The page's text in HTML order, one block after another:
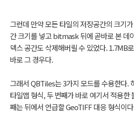
그런데 만약 모든 타일의 저장공간의 크기
간 크기를 넣고 bitmask 뒤에 곧바로 본 데
덱스 공간도 삭제해버릴 수 있었다. 1.7MB
바로 그 경우다.
그래서 QBTiles는 3가지 모드를 수용한다.
타일맵 형식, 두 번째가 바로 여기서 적용한
째는 뒤에서 언급할 GeoTIFF 대응 형식이